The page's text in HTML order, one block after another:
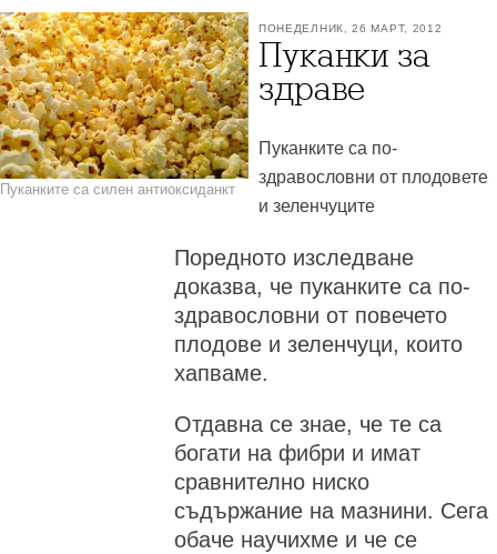
ПОНЕДЕЛНИК, 26 МАРТ, 2012
Пуканки за
здраве
Пуканките са силен антиоксиданкт
Пуканките са по-
здравословни от плодовете
и зеленчуците
Поредното изследване
доказва, че пуканките са по-
здравословни от повечето
плодове и зеленчуци, които
хапваме.
Отдавна се знае, че те са
богати на фибри и имат
сравнително ниско
съдържание на мазнини. Сега
обаче научихме и че се